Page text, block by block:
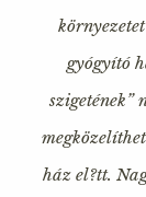
gyógyító
szigetének”
ház el?tt.